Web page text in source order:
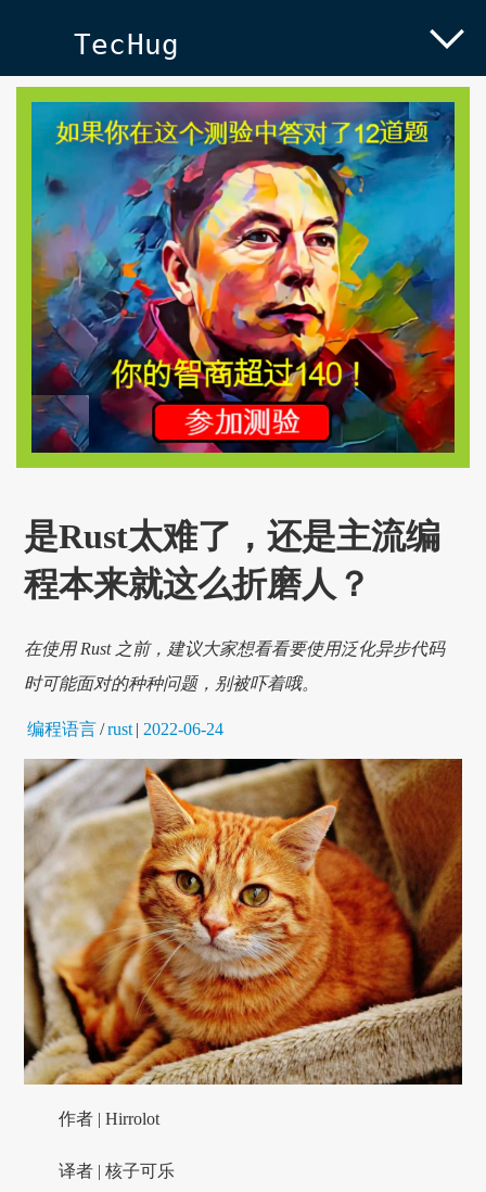
TecHug
是Rust太难了，还是主流编
程本来就这么折磨人？
在使用 Rust 之前，建议大家想看看要使用泛化异步代码
时可能面对的种种问题，别被吓着哦。
编程语言/rust | 2022-06-24
作者 | Hirrolot
译者 | 核子可乐